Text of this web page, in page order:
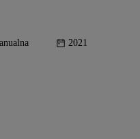
2021